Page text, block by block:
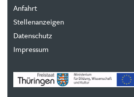
Anfahrt
Stellenanzeigen
Datenschutz
Impressum